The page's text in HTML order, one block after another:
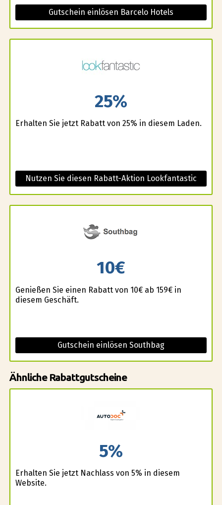
Gutschein einlösen Barcelo Hotels
25%
Erhalten Sie jetzt Rabatt von 25% in diesem Laden.
Nutzen Sie diesen Rabatt-Aktion Lookfantastic
10€
Genießen Sie einen Rabatt von 10€ ab 159€ in
diesem Geschäft.
Gutschein einlösen Southbag
Ähnliche Rabattgutscheine
5%
Erhalten Sie jetzt Nachlass von 5% in diesem
Website.